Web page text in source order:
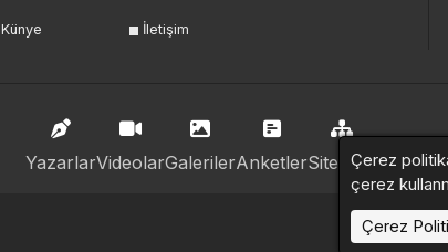
Künye İletişim
YazarlarVideolarGalerilerAnketlerSitemap
Çerez
çerez
Çerez